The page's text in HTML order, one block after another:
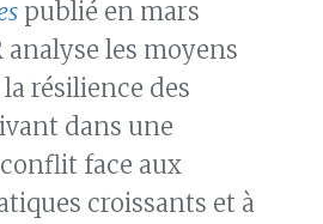
publié en mars
analyse les moyens
résilience des
dans une
face aux
croissants et à